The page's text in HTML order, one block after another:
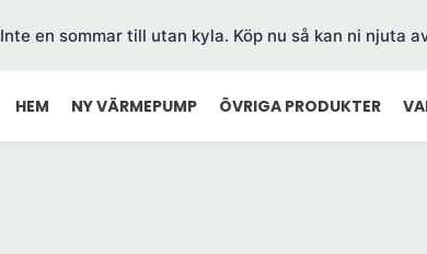
Inte en sommar till utan kyla. Köp nu så kan ni njuta
HEM NY VÄRMEPUMP ÖVRIGA PRODUKTER